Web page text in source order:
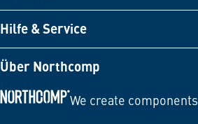
Hilfe & Service
Über Northcomp
We create components